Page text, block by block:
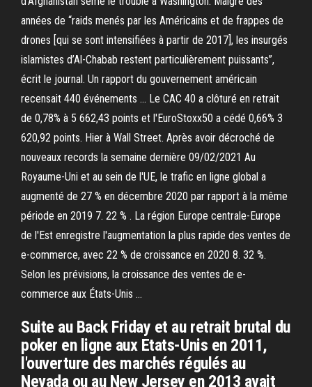
années de “raids menés par les Américains et de frappes de
drones [qui se sont intensifiées à partir de 2017], les insurgés
islamistes d’Al-Chabab restent particulièrement puissants”,
écrit le journal. Un rapport du gouvernement américain
recensait 440 événements … Le CAC 40 a clôturé en retrait
de 0,78% à 5 662,43 points et l'EuroStoxx50 a cédé 0,66% 3
620,92 points. Hier à Wall Street. Après avoir décroché de
nouveaux records la semaine dernière 09/02/2021 Au
Royaume-Uni et au sein de l'UE, le trafic en ligne global a
augmenté de 27 % en décembre 2020 par rapport à la même
période en 2019 7. 22 % . La région Europe centrale-Europe
de l'Est enregistre l'augmentation la plus rapide des ventes de
e-commerce, avec 22 % de croissance en 2020 8. 32 %.
Selon les prévisions, la croissance des ventes de e-
commerce aux États-Unis …
Suite au Back Friday et au retrait brutal du
poker en ligne aux Etats-Unis en 2011,
l'ouverture des marchés régulés au
Nevada ou au New Jersey en 2013 avait